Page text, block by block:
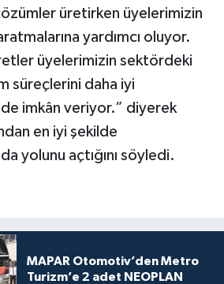
üretirken üyelerimizin
yardımcı oluyor.
üyelerimizin sektördeki
süreçlerini daha iyi
imkân veriyor.” diyerek
en iyi şekilde
yolunu açtığını söyledi.
MAPAR Otomotiv’den Metro
Turizm’e 2 adet NEOPLAN